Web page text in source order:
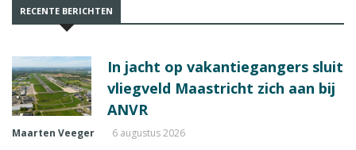
RECENTE BERICHTEN
In jacht op vakantiegangers sluit
vliegveld Maastricht zich aan bij
ANVR
Maarten Veeger 6 augustus 2026